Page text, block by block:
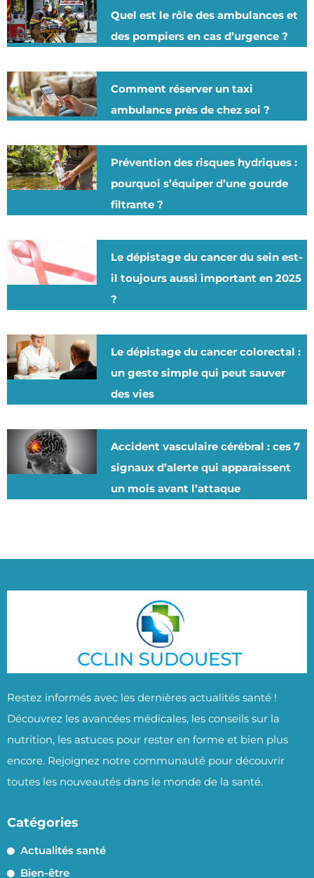
Quel est le rôle des ambulances et
des pompiers en cas d’urgence ?
Comment réserver un taxi
ambulance près de chez soi ?
Prévention des risques hydriques :
pourquoi s’équiper d’une gourde
filtrante ?
Le dépistage du cancer du sein est-
il toujours aussi important en 2025
?
Le dépistage du cancer colorectal :
un geste simple qui peut sauver
des vies
Accident vasculaire cérébral : ces 7
signaux d’alerte qui apparaissent
un mois avant l’attaque
Restez informés avec les dernières actualités santé !
Découvrez les avancées médicales, les conseils sur la
nutrition, les astuces pour rester en forme et bien plus
encore. Rejoignez notre communauté pour découvrir
toutes les nouveautés dans le monde de la santé.
Catégories
Actualités santé
Bien-être